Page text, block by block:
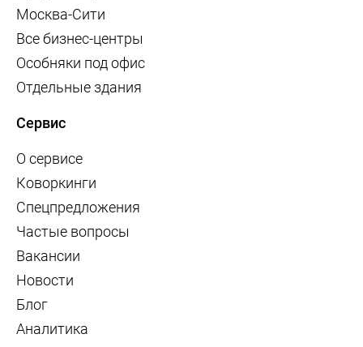
Москва-Сити
Все бизнес-центры
Особняки под офис
Отдельные здания
Сервис
О сервисе
Коворкинги
Спецпредложения
Частые вопросы
Вакансии
Новости
Блог
Аналитика